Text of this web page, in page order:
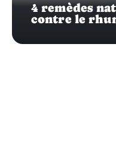
4 remèdes
contre le